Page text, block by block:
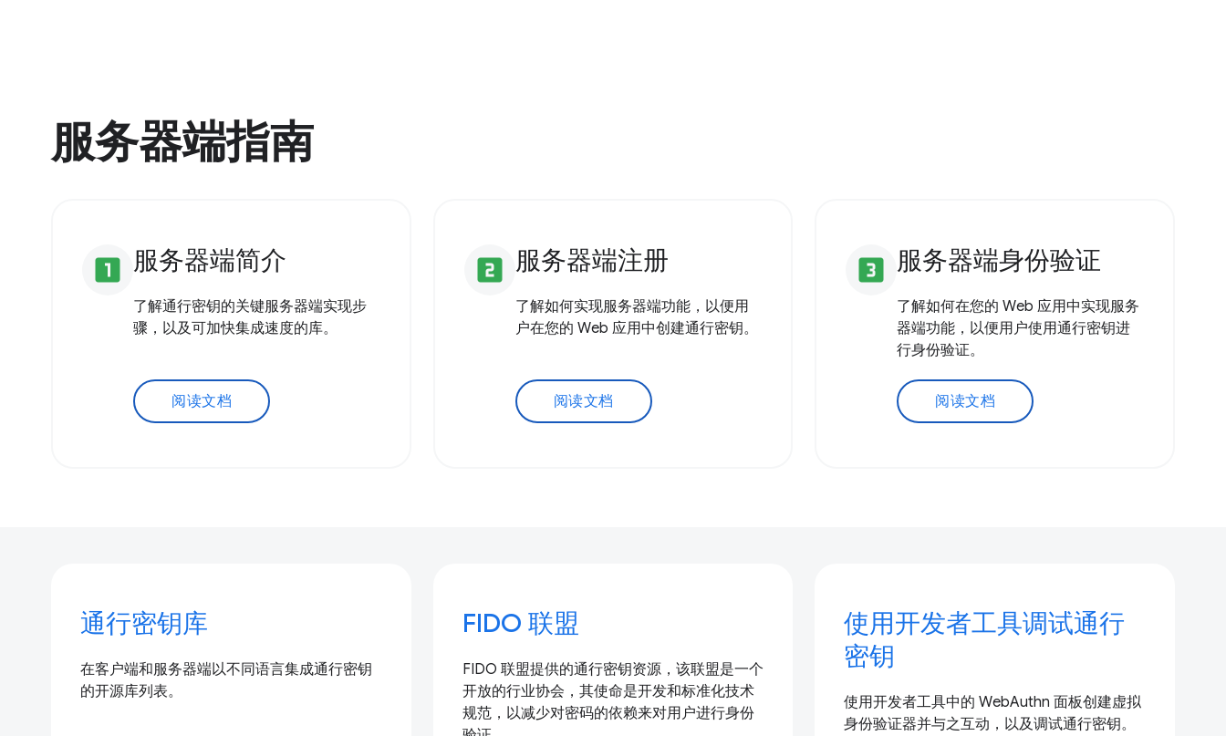
服务器端指南
looks_one 服务器端简介
了解通行密钥的关键服务器端实现步
骤，以及可加快集成速度的库。
阅读文档
looks_two 服务器端注册
了解如何实现服务器端功能，以便用
户在您的 Web 应用中创建通行密钥。
阅读文档
looks_3 服务器端身份验证
了解如何在您的 Web 应用中实现服务
器端功能，以便用户使用通行密钥进
行身份验证。
阅读文档
通行密钥库
在客户端和服务器端以不同语言集成通行密钥
的开源库列表。
FIDO 联盟
FIDO 联盟提供的通行密钥资源，该联盟是一个
开放的行业协会，其使命是开发和标准化技术
规范，以减少对密码的依赖来对用户进行身份
使用开发者工具调试通行
密钥
使用开发者工具中的 WebAuthn 面板创建虚拟
身份验证器并与之互动，以及调试通行密钥。